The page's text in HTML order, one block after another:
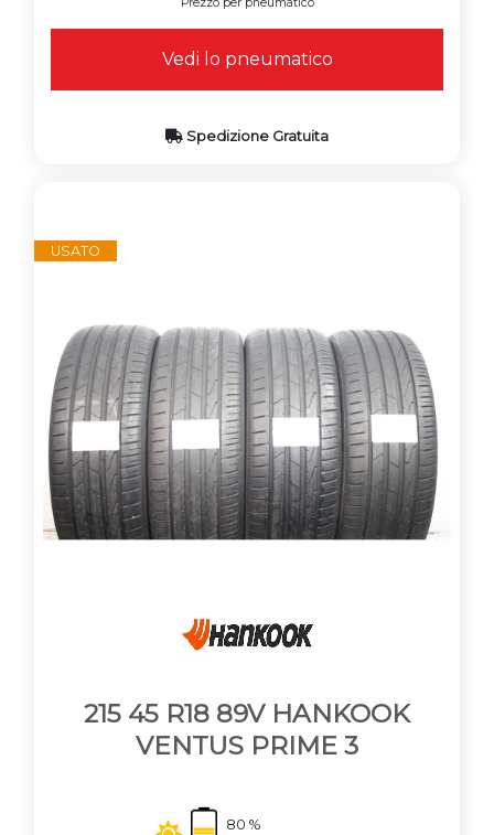
Vedi lo pneumatico
Spedizione Gratuita
USATO
215 45 R18 89V HANKOOK
VENTUS PRIME 3
80 %